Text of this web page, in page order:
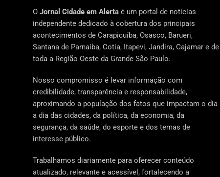
O Jornal Cidade em Alerta é um portal de notícias
independente dedicado à cobertura dos principais
acontecimentos de Carapicuíba, Osasco, Barueri,
Santana de Parnaíba, Cotia, Itapevi, Jandira, Cajamar e de
toda a Região Oeste da Grande São Paulo.
Nosso compromisso é levar informação com
credibilidade, transparência e responsabilidade,
aproximando a população dos fatos que impactam o dia
a dia das cidades, da política, da economia, da
segurança, da saúde, do esporte e dos temas de
interesse público.
Trabalhamos diariamente para oferecer conteúdo
atualizado, relevante e acessível, fortalecendo a